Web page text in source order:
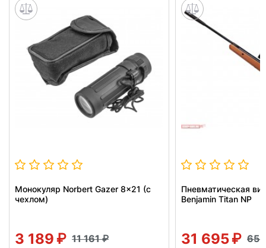
Монокуляр Norbert Gazer 8x21 (с
чехлом)
3 189 11 161
Пневматическая
Benjamin Titan NP
31 695 65